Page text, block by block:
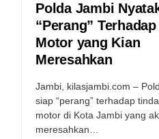
Polda Jambi
“Perang”
Motor yang Kian
Meresahkan
Jambi, kilasjambi.com –
siap “perang” terhadap
motor di Kota Jambi yang
meresahkan…